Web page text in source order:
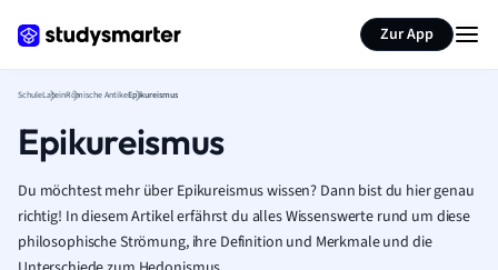
Zur App
SchuleLateinRömische AntikeEpikureismus
Epikureismus
Du möchtest mehr über Epikureismus wissen? Dann bist du hier genau
richtig! In diesem Artikel erfährst du alles Wissenswerte rund um diese
philosophische Strömung, ihre Definition und Merkmale und die
Seite zusammenfassen